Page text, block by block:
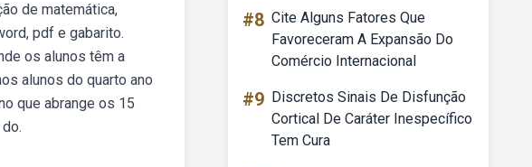
de matemática,
pdf e gabarito.
os alunos têm a
alunos do quarto ano
que abrange os 15
#8 Cite Alguns Fatores Que
Favoreceram A Expansão Do
Comércio Internacional
#9 Discretos Sinais De Disfunção
Cortical De Caráter Inespecífico
Tem Cura